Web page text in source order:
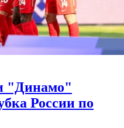
"Динамо"
России по